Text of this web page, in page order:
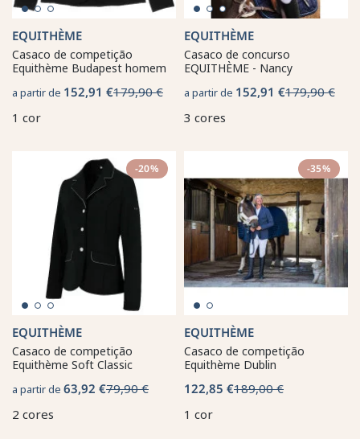
EQUITHÈME
Casaco de competição
Equithème Budapest homem
a partir de 152,91 €179,90 €
1 cor
EQUITHÈME
Casaco de concurso
EQUITHÈME - Nancy
a partir de 152,91 €179,90 €
3 cores
-20%
EQUITHÈME
Casaco de competição
Equithème Soft Classic
a partir de 63,92 €79,90 €
2 cores
-35%
EQUITHÈME
Casaco de competição
Equithème Dublin
122,85 €189,00 €
1 cor